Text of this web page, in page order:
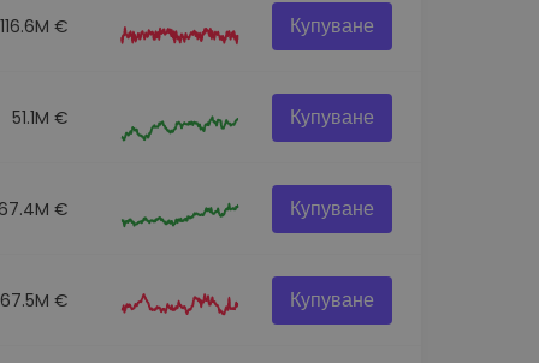
116.6M € Купуване
51.1M € Купуване
€ Купуване
67.5M € Купуване